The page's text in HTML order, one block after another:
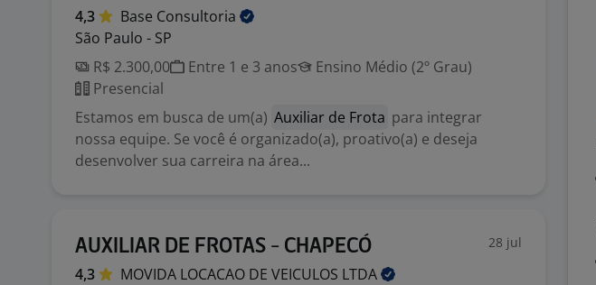
4,3 Base Consultoria
São Paulo - SP
R$ 2.300,00
Entre 1 e 3 anos
Ensino Médio (2º Grau)
Presencial
Estamos em busca de um(a) Auxiliar de Frota para integrar
nossa equipe. Se você é organizado(a), proativo(a) e deseja
desenvolver sua carreira na área...
AUXILIAR DE FROTAS - CHAPECÓ 28 jul
4,3 MOVIDA LOCACAO DE VEICULOS LTDA